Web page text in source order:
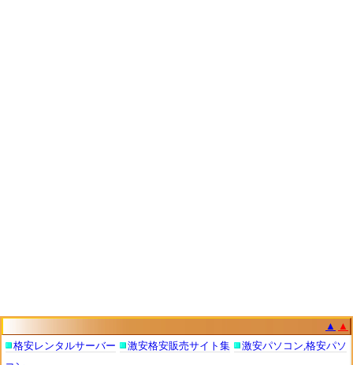
▲ ▲
格安レンタルサーバー
激安格安販売サイト集
激安パソコン,格安パソ